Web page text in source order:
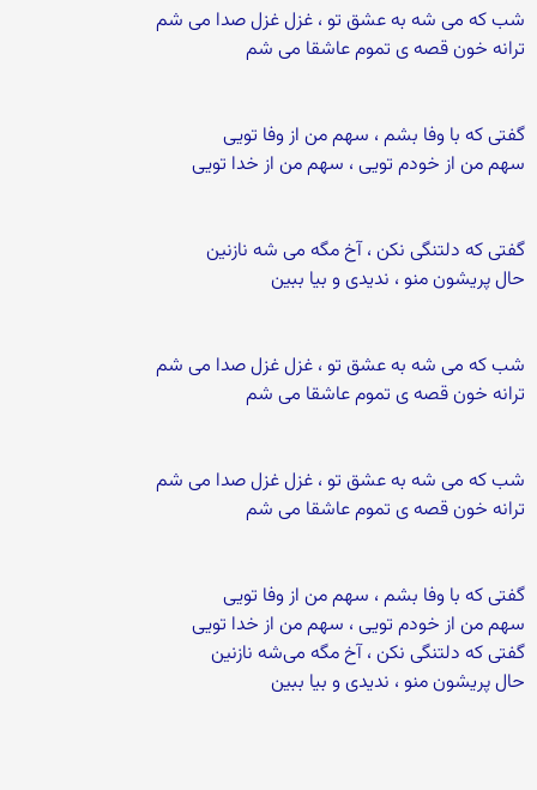
شب که می ‌شه به عشق تو ، غزل غزل صدا می شم
ترانه خون قصه ی تموم عاشقا می شم
گفتی‌ که با وفا بشم ، سهم من از وفا تویی
سهم من از خودم تویی ، سهم من از خدا تویی
گفتی‌ که دلتنگی‌ نکن ، آخ مگه می ‌شه نازنین
حال پریشون منو ، ندیدی و بیا ببین
شب که می‌ شه به عشق تو ، غزل غزل صدا می شم
ترانه خون قصه ی تموم عاشقا می شم
شب که می ‌شه به عشق تو ، غزل غزل صدا می شم
ترانه خون قصه ی تموم عاشقا می شم
گفتی‌ که با وفا بشم ، سهم من از وفا تویی
سهم من از خودم تویی ، سهم من از خدا تویی
گفتی‌ که دلتنگی‌ نکن ، آخ مگه می‌شه نازنین
حال پریشون منو ، ندیدی و بیا ببین